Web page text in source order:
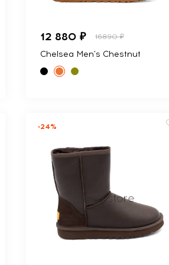
12 880 ₽ 16890 ₽
Chelsea Men's Chestnut
-24%